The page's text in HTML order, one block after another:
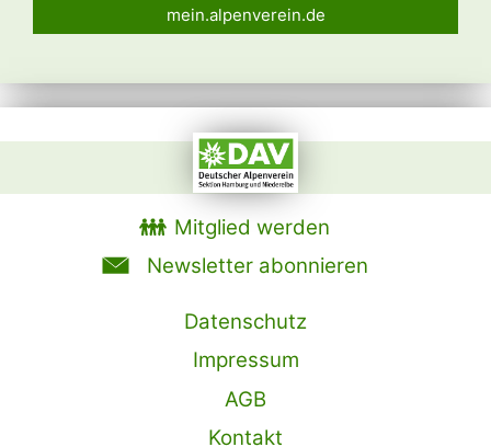
mein.alpenverein.de
Mitglied werden
Newsletter abonnieren
Datenschutz
Impressum
AGB
Kontakt